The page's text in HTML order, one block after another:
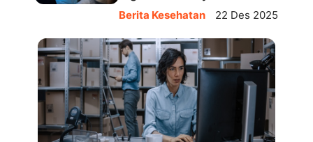
Berita Kesehatan 22 Des 2025